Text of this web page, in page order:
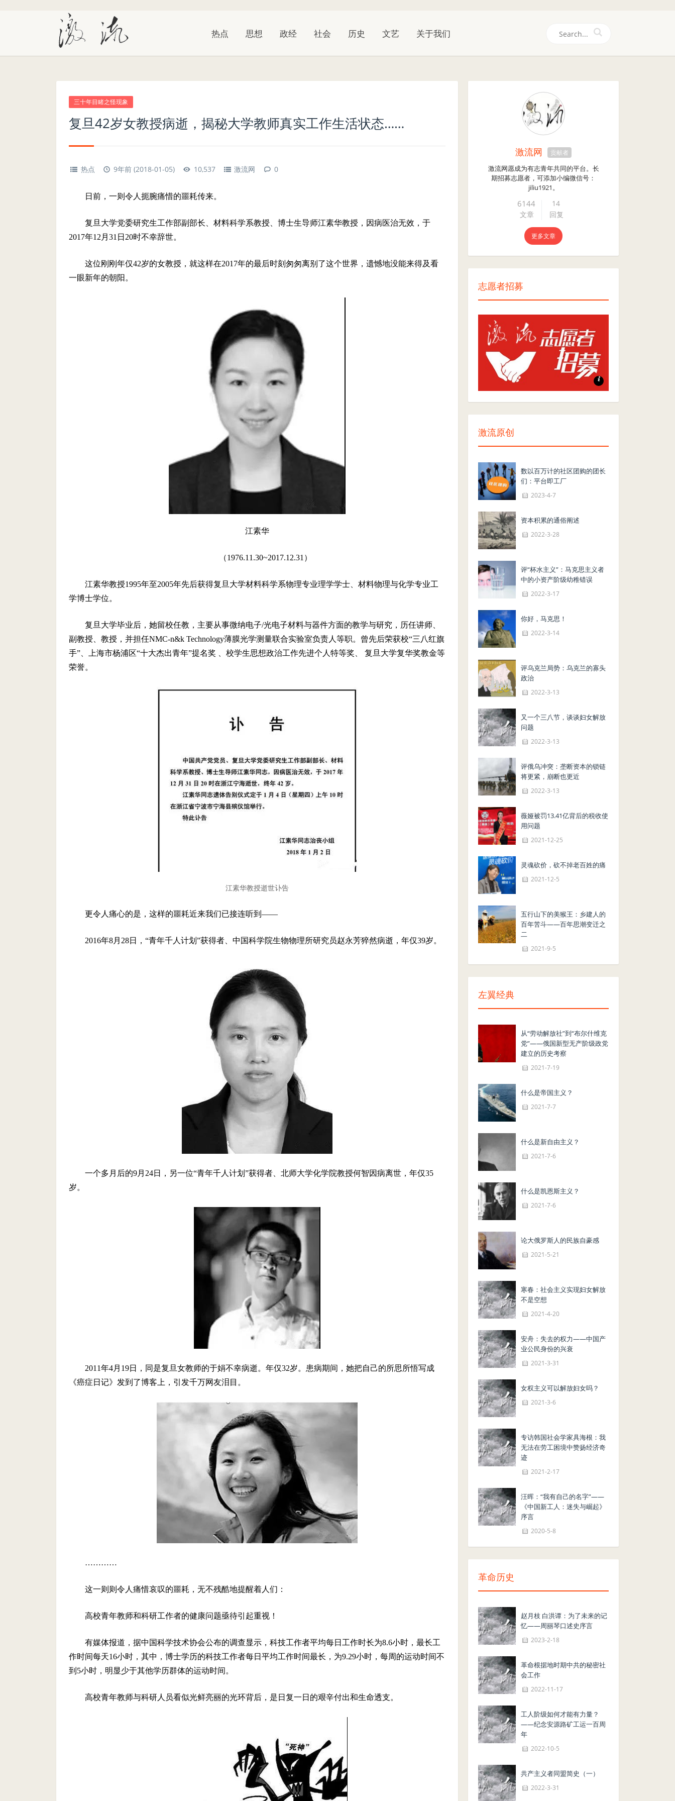
热点 思想 政经 社会 历史 文艺 关于我们
三十年目睹之怪现象
复旦42岁女教授病逝，揭秘大学教师真实工作生活状态……
热点 9年前 (2018-01-05) 10,537 激流网 0
日前，一则令人扼腕痛惜的噩耗传来。
复旦大学党委研究生工作部副部长、材料科学系教授、博士生导师江素华教授，因病医治无效，于
2017年12月31日20时不幸辞世。
这位刚刚年仅42岁的女教授，就这样在2017年的最后时刻匆匆离别了这个世界，遗憾地没能来得及看
一眼新年的朝阳。
江素华
（1976.11.30~2017.12.31）
江素华教授1995年至2005年先后获得复旦大学材料科学系物理专业理学学士、材料物理与化学专业工
学博士学位。
复旦大学毕业后，她留校任教，主要从事微纳电子/光电子材料与器件方面的教学与研究，历任讲师、
副教授、教授，并担任NMC-n&k Technology薄膜光学测量联合实验室负责人等职。曾先后荣获校“三八红旗
手”、上海市杨浦区“十大杰出青年”提名奖 、校学生思想政治工作先进个人特等奖、 复旦大学复华奖教金等
荣誉。
江素华教授逝世讣告
更令人痛心的是，这样的噩耗近来我们已接连听到——
2016年8月28日，“青年千人计划”获得者、中国科学院生物物理所研究员赵永芳猝然病逝，年仅39岁。
一个多月后的9月24日，另一位“青年千人计划”获得者、北师大学化学院教授何智因病离世，年仅35
岁。
2011年4月19日，同是复旦女教师的于娟不幸病逝。年仅32岁。患病期间，她把自己的所思所悟写成
《癌症日记》发到了博客上，引发千万网友泪目。
…………
这一则则令人痛惜哀叹的噩耗，无不残酷地提醒着人们：
高校青年教师和科研工作者的健康问题亟待引起重视！
有媒体报道，据中国科学技术协会公布的调查显示，科技工作者平均每日工作时长为8.6小时，最长工
作时间每天16小时，其中，博士学历的科技工作者每日平均工作时间最长，为9.29小时，每周的运动时间不
到5小时，明显少于其他学历群体的运动时间。
高校青年教师与科研人员看似光鲜亮丽的光环背后，是日复一日的艰辛付出和生命透支。
激流网 贡献者
激流网愿成为有志青年共同的平台。长
期招募志愿者，可添加小编微信号：
jiliu1921。
6144
文章
14
回复
更多文章
志愿者招募
志愿者招募
激流原创
数以百万计的社区团购的团长
们：平台即工厂
2023-4-7
资本积累的通俗阐述
2022-3-28
评“杯水主义”：马克思主义者
中的小资产阶级幼稚错误
2022-3-17
你好，马克思！
2022-3-14
评乌克兰局势：乌克兰的寡头
政治
2022-3-13
又一个三八节，谈谈妇女解放
问题
2022-3-13
评俄乌冲突：垄断资本的锁链
将更紧，崩断也更近
2022-3-13
薇娅被罚13.41亿背后的税收使
用问题
2021-12-25
灵魂砍价，砍不掉老百姓的痛
2021-12-5
五行山下的美猴王：乡建人的
百年苦斗——百年思潮变迁之
二
2021-9-5
左翼经典
从“劳动解放社”到“布尔什维克
党”——俄国新型无产阶级政党
建立的历史考察
2021-7-19
什么是帝国主义？
2021-7-7
什么是新自由主义？
2021-7-6
什么是凯恩斯主义？
2021-7-6
论大俄罗斯人的民族自豪感
2021-5-21
寒春：社会主义实现妇女解放
不是空想
2021-4-20
安舟：失去的权力——中国产
业公民身份的兴衰
2021-3-31
女权主义可以解放妇女吗？
2021-3-6
专访韩国社会学家具海根：我
无法在劳工困境中赞扬经济奇
迹
2021-2-17
汪晖：“我有自己的名字”——
《中国新工人：迷失与崛起》
序言
2020-5-8
革命历史
赵月枝 白洪谭：为了未来的记
忆——周丽琴口述史序言
2023-2-18
革命根据地时期中共的秘密社
会工作
2022-11-17
工人阶级如何才能有力量？
——纪念安源路矿工运一百周
年
2022-10-5
共产主义者同盟简史（一）
2022-3-31